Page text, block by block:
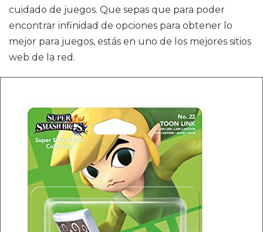
cuidado de juegos. Que sepas que para poder
encontrar infinidad de opciones para obtener lo
mejor para juegos, estás en uno de los mejores sitios
web de la red.